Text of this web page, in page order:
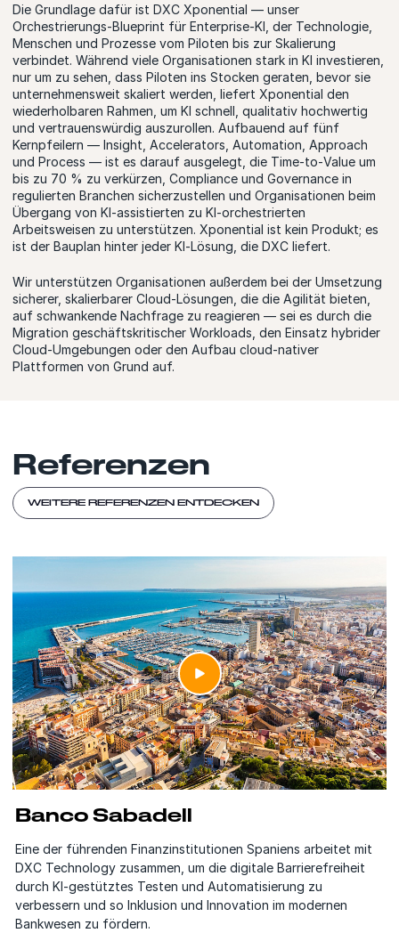
Die Grundlage dafür ist DXC Xponential — unser
Orchestrierungs‑Blueprint für Enterprise‑KI, der Technologie,
Menschen und Prozesse vom Piloten bis zur Skalierung
verbindet. Während viele Organisationen stark in KI investieren,
nur um zu sehen, dass Piloten ins Stocken geraten, bevor sie
unternehmensweit skaliert werden, liefert Xponential den
wiederholbaren Rahmen, um KI schnell, qualitativ hochwertig
und vertrauenswürdig auszurollen. Aufbauend auf fünf
Kernpfeilern — Insight, Accelerators, Automation, Approach
und Process — ist es darauf ausgelegt, die Time‑to‑Value um
bis zu 70 % zu verkürzen, Compliance und Governance in
regulierten Branchen sicherzustellen und Organisationen beim
Übergang von KI‑assistierten zu KI‑orchestrierten
Arbeitsweisen zu unterstützen. Xponential ist kein Produkt; es
ist der Bauplan hinter jeder KI‑Lösung, die DXC liefert.
Wir unterstützen Organisationen außerdem bei der Umsetzung
sicherer, skalierbarer Cloud‑Lösungen, die die Agilität bieten,
auf schwankende Nachfrage zu reagieren — sei es durch die
Migration geschäftskritischer Workloads, den Einsatz hybrider
Cloud‑Umgebungen oder den Aufbau cloud‑nativer
Plattformen von Grund auf.
Referenzen
WEITERE REFERENZEN ENTDECKEN
Banco Sabadell
Eine der führenden Finanzinstitutionen Spaniens arbeitet mit
DXC Technology zusammen, um die digitale Barrierefreiheit
durch KI‑gestütztes Testen und Automatisierung zu
verbessern und so Inklusion und Innovation im modernen
Bankwesen zu fördern.